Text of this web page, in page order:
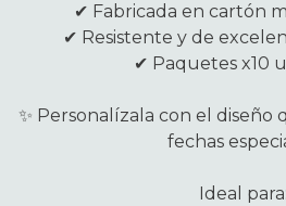
✔ Fabricada en cartón
✔ Resistente y de
✔ Paquetes x10
✨ Personalízala con el diseño
fechas
Ideal para: